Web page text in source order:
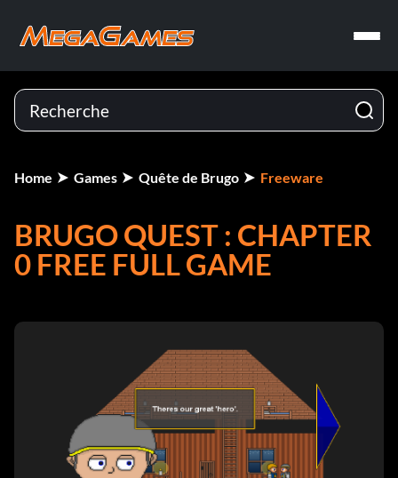
Home Games Quête de Brugo Freeware
BRUGO QUEST : CHAPTER
0 FREE FULL GAME